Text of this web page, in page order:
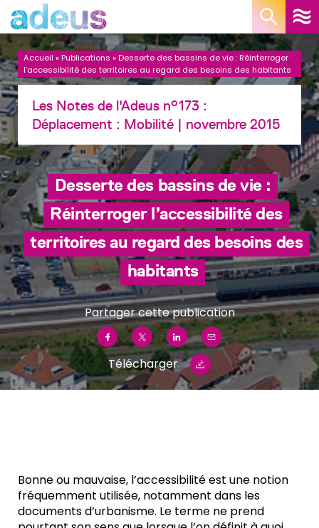
Accueil »Publications »Desserte des bassins de vie : Réinterroger
l’accessibilité des territoires au regard des besoins des habitants
Les Notes de l'Adeus n°173 :
Déplacement : Mobilité | novembre 2015
Desserte des bassins de vie :
Réinterroger l’accessibilité des
territoires au regard des besoins des
habitants
Partager cette publication
Télécharger
Bonne ou mauvaise, l’accessibilité est une notion
fréquemment utilisée, notamment dans les
documents d’urbanisme. Le terme ne prend
Panneau de gestion des cookies